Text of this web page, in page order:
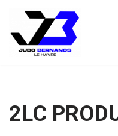
Aller
au
2LC